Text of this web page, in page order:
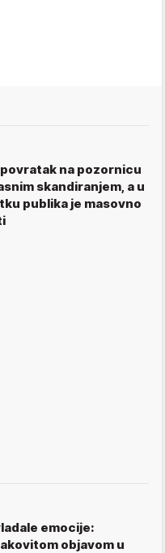
na pozornicu
skandiranjem, a u
publika je masovno
emocije:
objavom u